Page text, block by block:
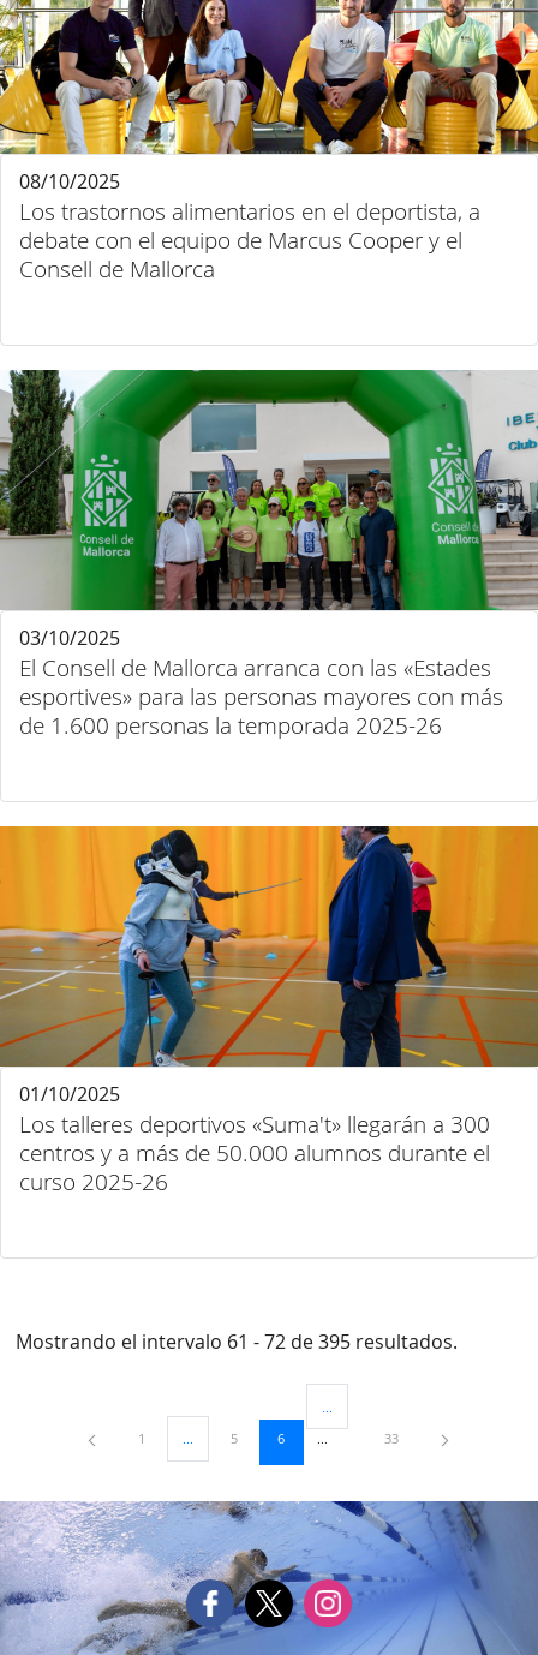
Los trastornos alimentarios en el deportista, a
debate con el equipo de Marcus Cooper y el
Consell de Mallorca
08/10/2025
El Consell de Mallorca arranca con las «Estades
esportives» para las personas mayores con más
de 1.600 personas la temporada 2025-26
03/10/2025
Los talleres deportivos «Suma't» llegarán a 300
centros y a más de 50.000 alumnos durante el
curso 2025-26
01/10/2025
Mostrando el intervalo 61 - 72 de 395 resultados.
Página
1 ...Páginas intermedias Use TAB para desplazarse.
Página
5 Página
6
Páginas intermedias Use TAB
Página
33